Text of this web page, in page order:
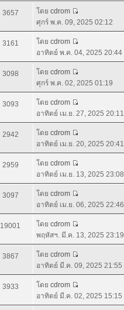
3657 โดย cdrom
ศุกร์ พ.ค. 09, 2025 02:12
3161 โดย cdrom
อาทิตย์ พ.ค. 04, 2025 20:44
3098 โดย cdrom
ศุกร์ พ.ค. 02, 2025 01:19
3093 โดย cdrom
อาทิตย์ เม.ย. 27, 2025 20:11
2942 โดย cdrom
อาทิตย์ เม.ย. 20, 2025 20:41
2959 โดย cdrom
อาทิตย์ เม.ย. 13, 2025 23:08
3097 โดย cdrom
อาทิตย์ เม.ย. 06, 2025 22:46
19001 โดย cdrom
พฤหัสฯ. มี.ค. 13, 2025 23:19
3867 โดย cdrom
อาทิตย์ มี.ค. 09, 2025 21:55
3933 โดย cdrom
อาทิตย์ มี.ค. 02, 2025 15:15